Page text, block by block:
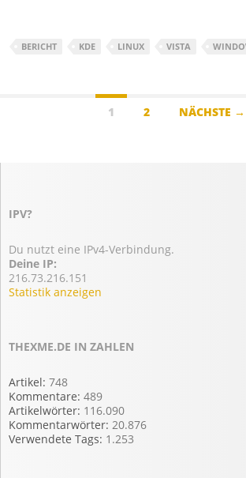
BERICHT KDE LINUX VISTA
Beitragsnavigation
1 2 NÄCHSTE →
IPV?
Du nutzt eine IPv4-Verbindung.
Deine IP:
216.73.216.151
Statistik anzeigen
THEXME.DE IN ZAHLEN
Artikel: 748
Kommentare: 489
Artikelwörter: 116.090
Kommentarwörter: 20.876
Verwendete Tags: 1.253